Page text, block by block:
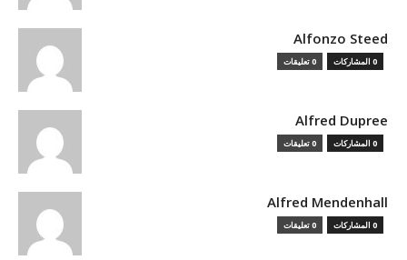
Alfonzo Steed
0 المشاركات 0 تعليقات
Alfred Dupree
0 المشاركات 0 تعليقات
Alfred Mendenhall
0 المشاركات 0 تعليقات